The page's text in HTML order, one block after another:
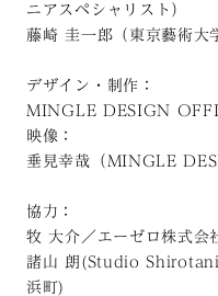
ニアスペシャリスト）
藤崎 圭一郎（東京藝術大
デザイン・制作：
MINGLE DESIGN
映像：
垂見幸哉（MINGLE
協力：
牧 大介／エーゼロ株式会
諸山 朗(Studio
浜町)